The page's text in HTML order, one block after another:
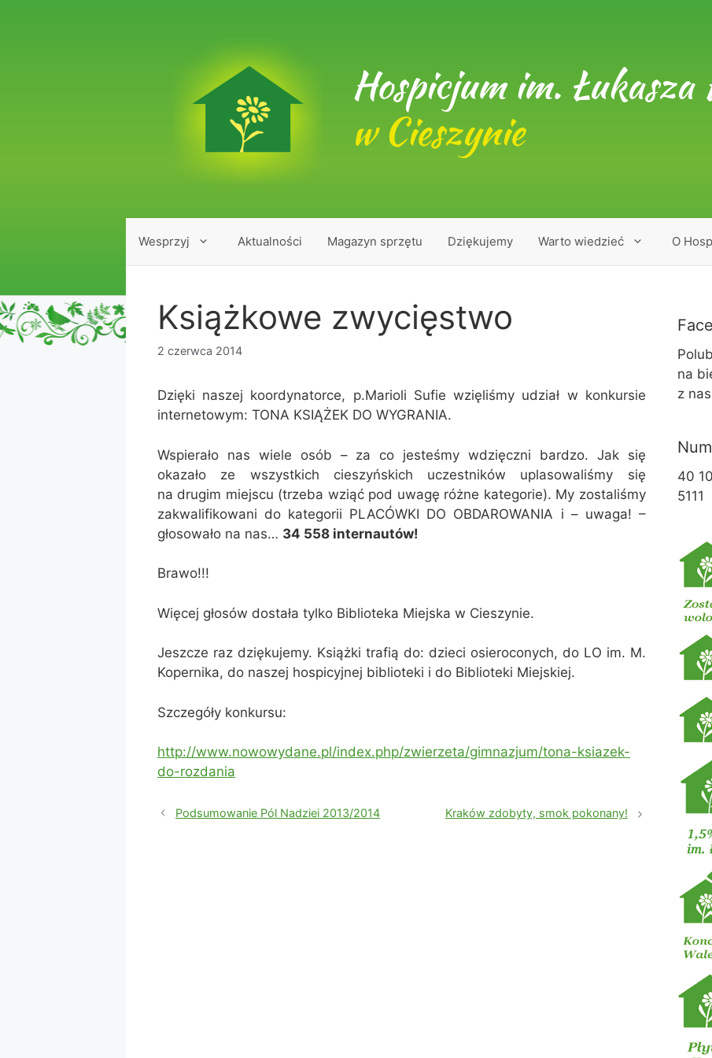
Hospicjum im. Łukasza
w Cieszynie
Wesprzyj Aktualności Magazyn sprzętu Dziękujemy Warto wiedzieć O
Książkowe zwycięstwo
2 czerwca 2014
Dzięki naszej koordynatorce, p.Marioli Sufie wzięliśmy udział w konkursie
internetowym: TONA KSIĄŻEK DO WYGRANIA.
Wspierało nas wiele osób – za co jesteśmy wdzięczni bardzo. Jak się
okazało ze wszystkich cieszyńskich uczestników uplasowaliśmy się
na drugim miejscu (trzeba wziąć pod uwagę różne kategorie). My zostaliśmy
zakwalifikowani do kategorii PLACÓWKI DO OBDAROWANIA i – uwaga! –
głosowało na nas… 34 558 internautów!
Brawo!!!
Więcej głosów dostała tylko Biblioteka Miejska w Cieszynie.
Jeszcze raz dziękujemy. Książki trafią do: dzieci osieroconych, do LO im. M.
Kopernika, do naszej hospicyjnej biblioteki i do Biblioteki Miejskiej.
Szczegóły konkursu:
http://www.nowowydane.pl/index.php/zwierzeta/gimnazjum/tona-ksiazek-
do-rozdania
Podsumowanie Pól Nadziei 2013/2014 Kraków zdobyty, smok pokonany!
na
z
40
5111